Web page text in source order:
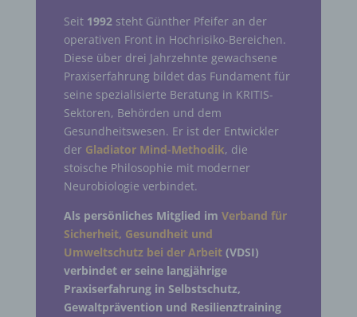
Seit 1992steht Günther Pfeifer an der
operativen Front in Hochrisiko-Bereichen.
Diese über drei Jahrzehnte gewachsene
Praxiserfahrung bildet das Fundament für
seine spezialisierte Beratung in KRITIS-
Sektoren, Behörden und dem
Gesundheitswesen. Er ist der Entwickler
der Gladiator Mind-Methodik, die
stoische Philosophie mit moderner
Neurobiologie verbindet.
Als persönliches Mitglied im Verband für
Sicherheit, Gesundheit und
Umweltschutz bei der Arbeit(VDSI)
verbindet er seine langjährige
Praxiserfahrung in Selbstschutz,
Gewaltprävention und Resilienztraining